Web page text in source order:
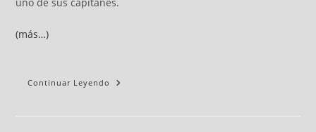
(más…)
Continuar Leyendo